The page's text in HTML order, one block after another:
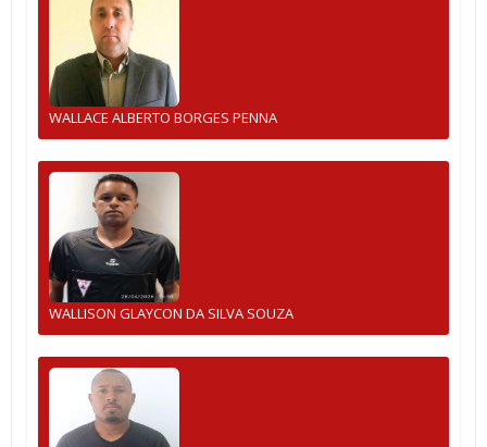
WALLACE ALBERTO BORGES PENNA
WALLISON GLAYCON DA SILVA SOUZA